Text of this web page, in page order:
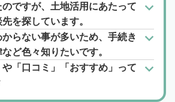
ですが、土地活用にあたって
を探しています。
らない事が多いため、手続き
ど色々知りたいです。
や「口コミ」「おすすめ」って